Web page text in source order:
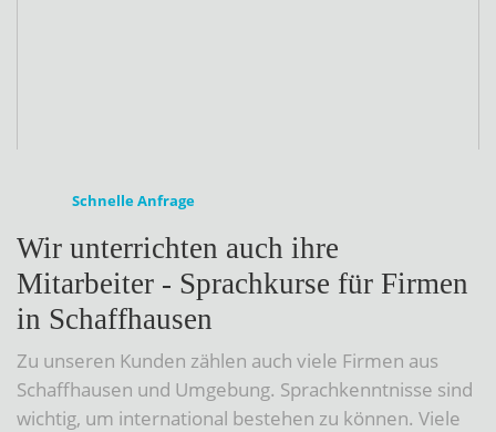
Schnelle Anfrage
Wir unterrichten auch ihre
Mitarbeiter - Sprachkurse für Firmen
in Schaffhausen
Zu unseren Kunden zählen auch viele Firmen aus
Schaffhausen und Umgebung. Sprachkenntnisse sind
wichtig, um international bestehen zu können. Viele